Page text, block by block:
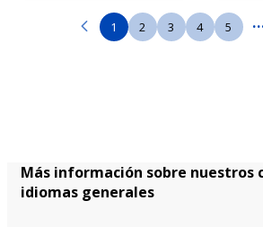
1 2 3 4 5
Más información sobre nuestros
idiomas generales